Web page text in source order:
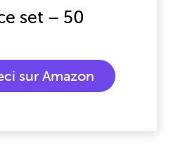
set – 50
sur Amazon